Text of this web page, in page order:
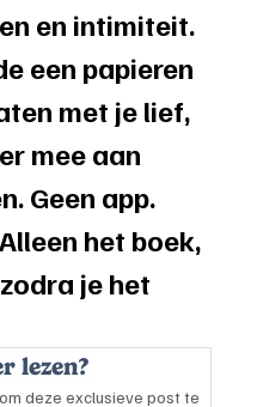
en intimiteit.
een papieren
met je lief,
mee aan
Geen app.
het boek,
je het
lezen?
deze exclusieve post te